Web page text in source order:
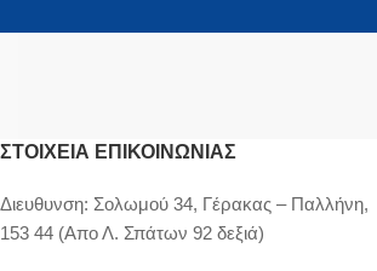
ΣΤΟΙΧΕΊΑ ΕΠΙΚΟΙΝΩΝΊΑΣ
Διευθυνση: Σολωμού 34, Γέρακας – Παλλήνη,
153 44 (Απο Λ. Σπάτων 92 δεξιά)